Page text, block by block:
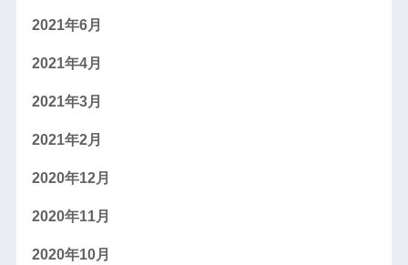
2021年6月
2021年4月
2021年3月
2021年2月
2020年12月
2020年11月
2020年10月